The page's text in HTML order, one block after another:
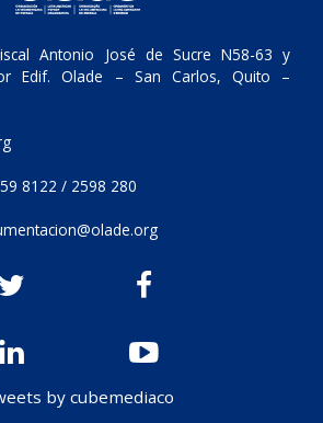
Antonio José de Sucre N58-63 y
Edif. Olade – San Carlos, Quito –
8122 / 2598 280
by cubemediaco